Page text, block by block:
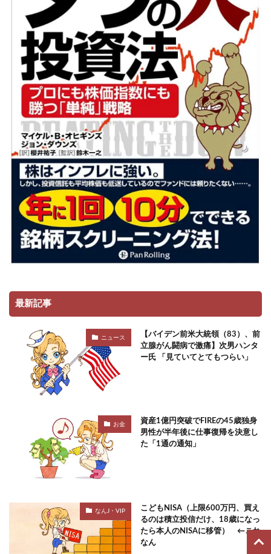
最新記事
ニュース
【バイデン前米大統領（83）、前
立腺がん闘病で激痛】次男ハンタ
ー氏 「見ていてとてもつらい」
お金
資産1億円突破でFIREの45歳独身
男性が半年後に仕事復帰を決意し
た「1通の通知」
なんJ・VIP
こどもNISA（上限600万円、買え
るのは積立投信だけ、18歳になっ
たら本人のNISAに移管） ←これ
なん